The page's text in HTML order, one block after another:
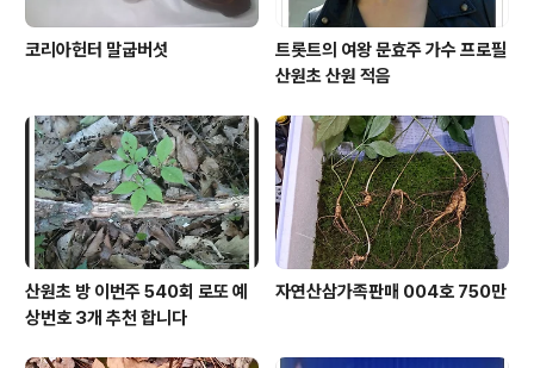
코리아헌터 말굽버섯
트롯트의 여왕 문효주 가수 프로필
산원초 산원 적음
산원초 방 이번주 540회 로또 예
상번호 3개 추천 합니다
자연산삼가족판매 004호 750만